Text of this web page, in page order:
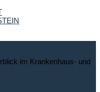
im Krankenhaus- und